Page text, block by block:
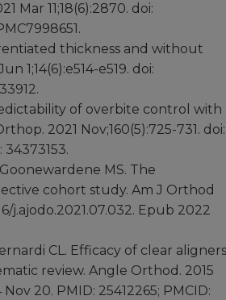
Mar 11;18(6):2870. doi:
thickness and without
1;14(6):e514-e519. doi:
of overbite control with
2021 Nov;160(5):725-731. doi:
34373153.
MS. The
cohort study. Am J Orthod
j.ajodo.2021.07.032. Epub 2022
CL. Efficacy of clear aligners
review. Angle Orthod. 2015
Nov 20. PMID: 25412265; PMCID: